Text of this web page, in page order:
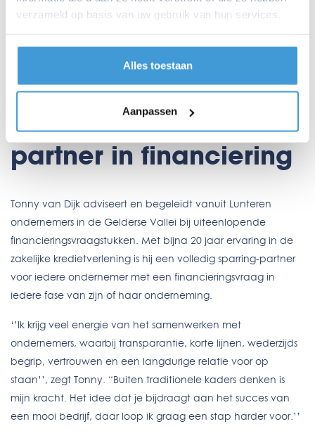
verzameld op basis van uw gebruik van hun services.
Alles toestaan
Aanpassen
Over mij
Tonny van Dijk, jouw
partner in financiering
Tonny van Dijk adviseert en begeleidt vanuit Lunteren
ondernemers in de Gelderse Vallei bij uiteenlopende
financieringsvraagstukken. Met bijna 20 jaar ervaring in de
zakelijke kredietverlening is hij een volledig sparring-partner
voor iedere ondernemer met een financieringsvraag in
iedere fase van zijn of haar onderneming.
‘’Ik krijg veel energie van het samenwerken met
ondernemers, waarbij transparantie, korte lijnen, wederzijds
begrip, vertrouwen en een langdurige relatie voor op
staan’’, zegt Tonny. “Buiten traditionele kaders denken is
mijn kracht. Het idee dat je bijdraagt aan het succes van
een mooi bedrijf, daar loop ik graag een stap harder voor.’’